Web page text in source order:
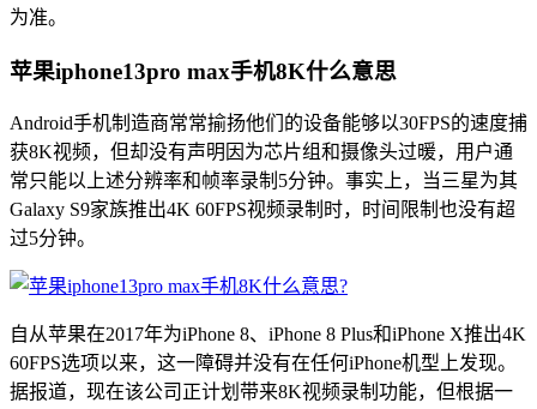
为准。
苹果iphone13pro max手机8K什么意思
Android手机制造商常常揄扬他们的设备能够以30FPS的速度捕
获8K视频，但却没有声明因为芯片组和摄像头过暖，用户通
常只能以上述分辨率和帧率录制5分钟。事实上，当三星为其
Galaxy S9家族推出4K 60FPS视频录制时，时间限制也没有超
过5分钟。
自从苹果在2017年为iPhone 8、iPhone 8 Plus和iPhone X推出4K
60FPS选项以来，这一障碍并没有在任何iPhone机型上发现。
据报道，现在该公司正计划带来8K视频录制功能，但根据一